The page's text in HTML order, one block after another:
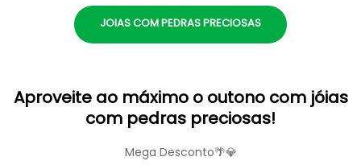
JOIAS COM PEDRAS PRECIOSAS
Aproveite ao máximo o outono com jóias
com pedras preciosas!
Mega Desconto🌴💎